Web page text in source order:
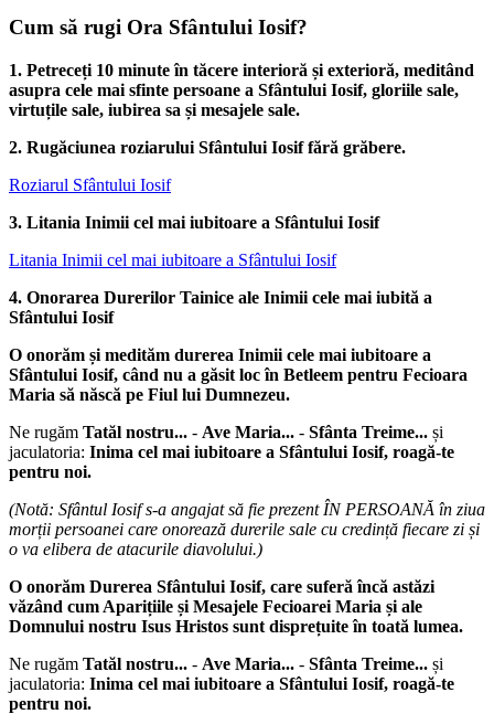
Cum să rugi Ora Sfântului Iosif?
1. Petreceți 10 minute în tăcere interioră și exterioră, meditând
asupra cele mai sfinte persoane a Sfântului Iosif, gloriile sale,
virtuțile sale, iubirea sa și mesajele sale.
2. Rugăciunea roziarului Sfântului Iosif fără grăbere.
Roziarul Sfântului Iosif
3. Litania Inimii cel mai iubitoare a Sfântului Iosif
Litania Inimii cel mai iubitoare a Sfântului Iosif
4. Onorarea Durerilor Tainice ale Inimii cele mai iubită a
Sfântului Iosif
O onorăm și medităm durerea Inimii cele mai iubitoare a
Sfântului Iosif, când nu a găsit loc în Betleem pentru Fecioara
Maria să născă pe Fiul lui Dumnezeu.
Ne rugăm Tatăl nostru... - Ave Maria... - Sfânta Treime... și
jaculatoria: Inima cel mai iubitoare a Sfântului Iosif, roagă-te
pentru noi.
(Notă: Sfântul Iosif s-a angajat să fie prezent ÎN PERSOANĂ în ziua
morții persoanei care onorează durerile sale cu credință fiecare zi și
o va elibera de atacurile diavolului.)
O onorăm Durerea Sfântului Iosif, care suferă încă astăzi
văzând cum Aparițiile și Mesajele Fecioarei Maria și ale
Domnului nostru Isus Hristos sunt disprețuite în toată lumea.
Ne rugăm Tatăl nostru... - Ave Maria... - Sfânta Treime... și
jaculatoria: Inima cel mai iubitoare a Sfântului Iosif, roagă-te
pentru noi.